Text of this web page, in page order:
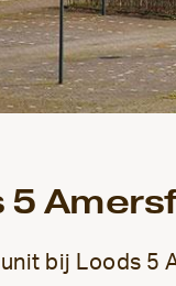
5
unit bij Loods